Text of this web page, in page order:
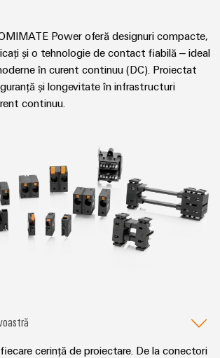
Power oferă designuri compacte,
și o tehnologie de contact fiabilă – ideal
în curent continuu (DC). Proiectat
și longevitate în infrastructuri
continuu.
cerință de proiectare. De la conectori